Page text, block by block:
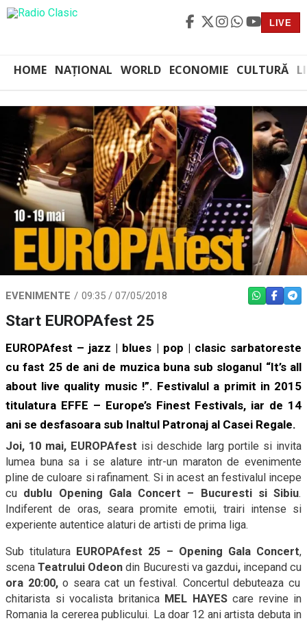
LIVE
HOME NAȚIONAL WORLD ECONOMIE CULTURĂ
EVENIMENTE 09:35 / 07/05/2018 WHATSAPP
Start EUROPAfest 25
EUROPAfest – jazz | blues | pop | clasic sarbatoreste
cu fast 25 de ani de muzica buna sub sloganul “It’s all
about live quality music !”. Festivalul a primit in 2015
titulatura EFFE – Europe’s Finest Festivals, iar de 14
ani se desfasoara sub Inaltul Patronaj al Casei Regale.
Joi, 10 mai, EUROPAfest isi deschide larg portile si invita
lumea buna sa i se alature intr-un maraton de evenimente
pline de culoare si rafinament. Si in acest an festivalul incepe
cu dublu Opening Gala Concert – Bucuresti si Sibiu.
Indiferent de oras, seara promite emotii, trairi intense si
experiente autentice alaturi de artisti de prima liga.
Sub titulatura EUROPAfest 25 – Opening Gala Concert,
scena Teatrului Odeon din Bucuresti va gazdui, incepand cu
ora 20:00,o seara cat un festival. Concertul debuteaza cu
chitarista si vocalista britanica MEL HAYES care revine in
Romania la cererea publicului. La doar 12 ani artista debuta in